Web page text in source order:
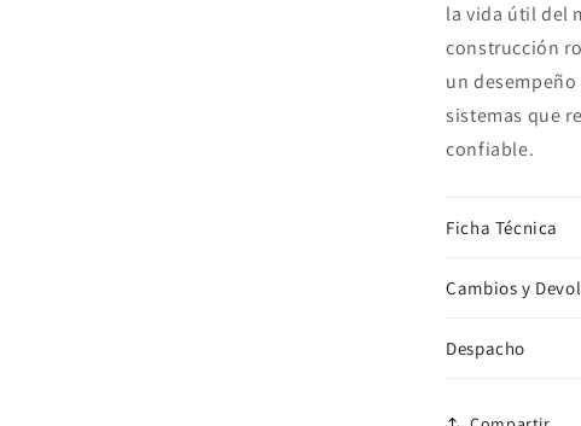
la vida útil del
construcción
un
sistemas que
confiable.
Ficha Técnica
Cambios y
Despacho